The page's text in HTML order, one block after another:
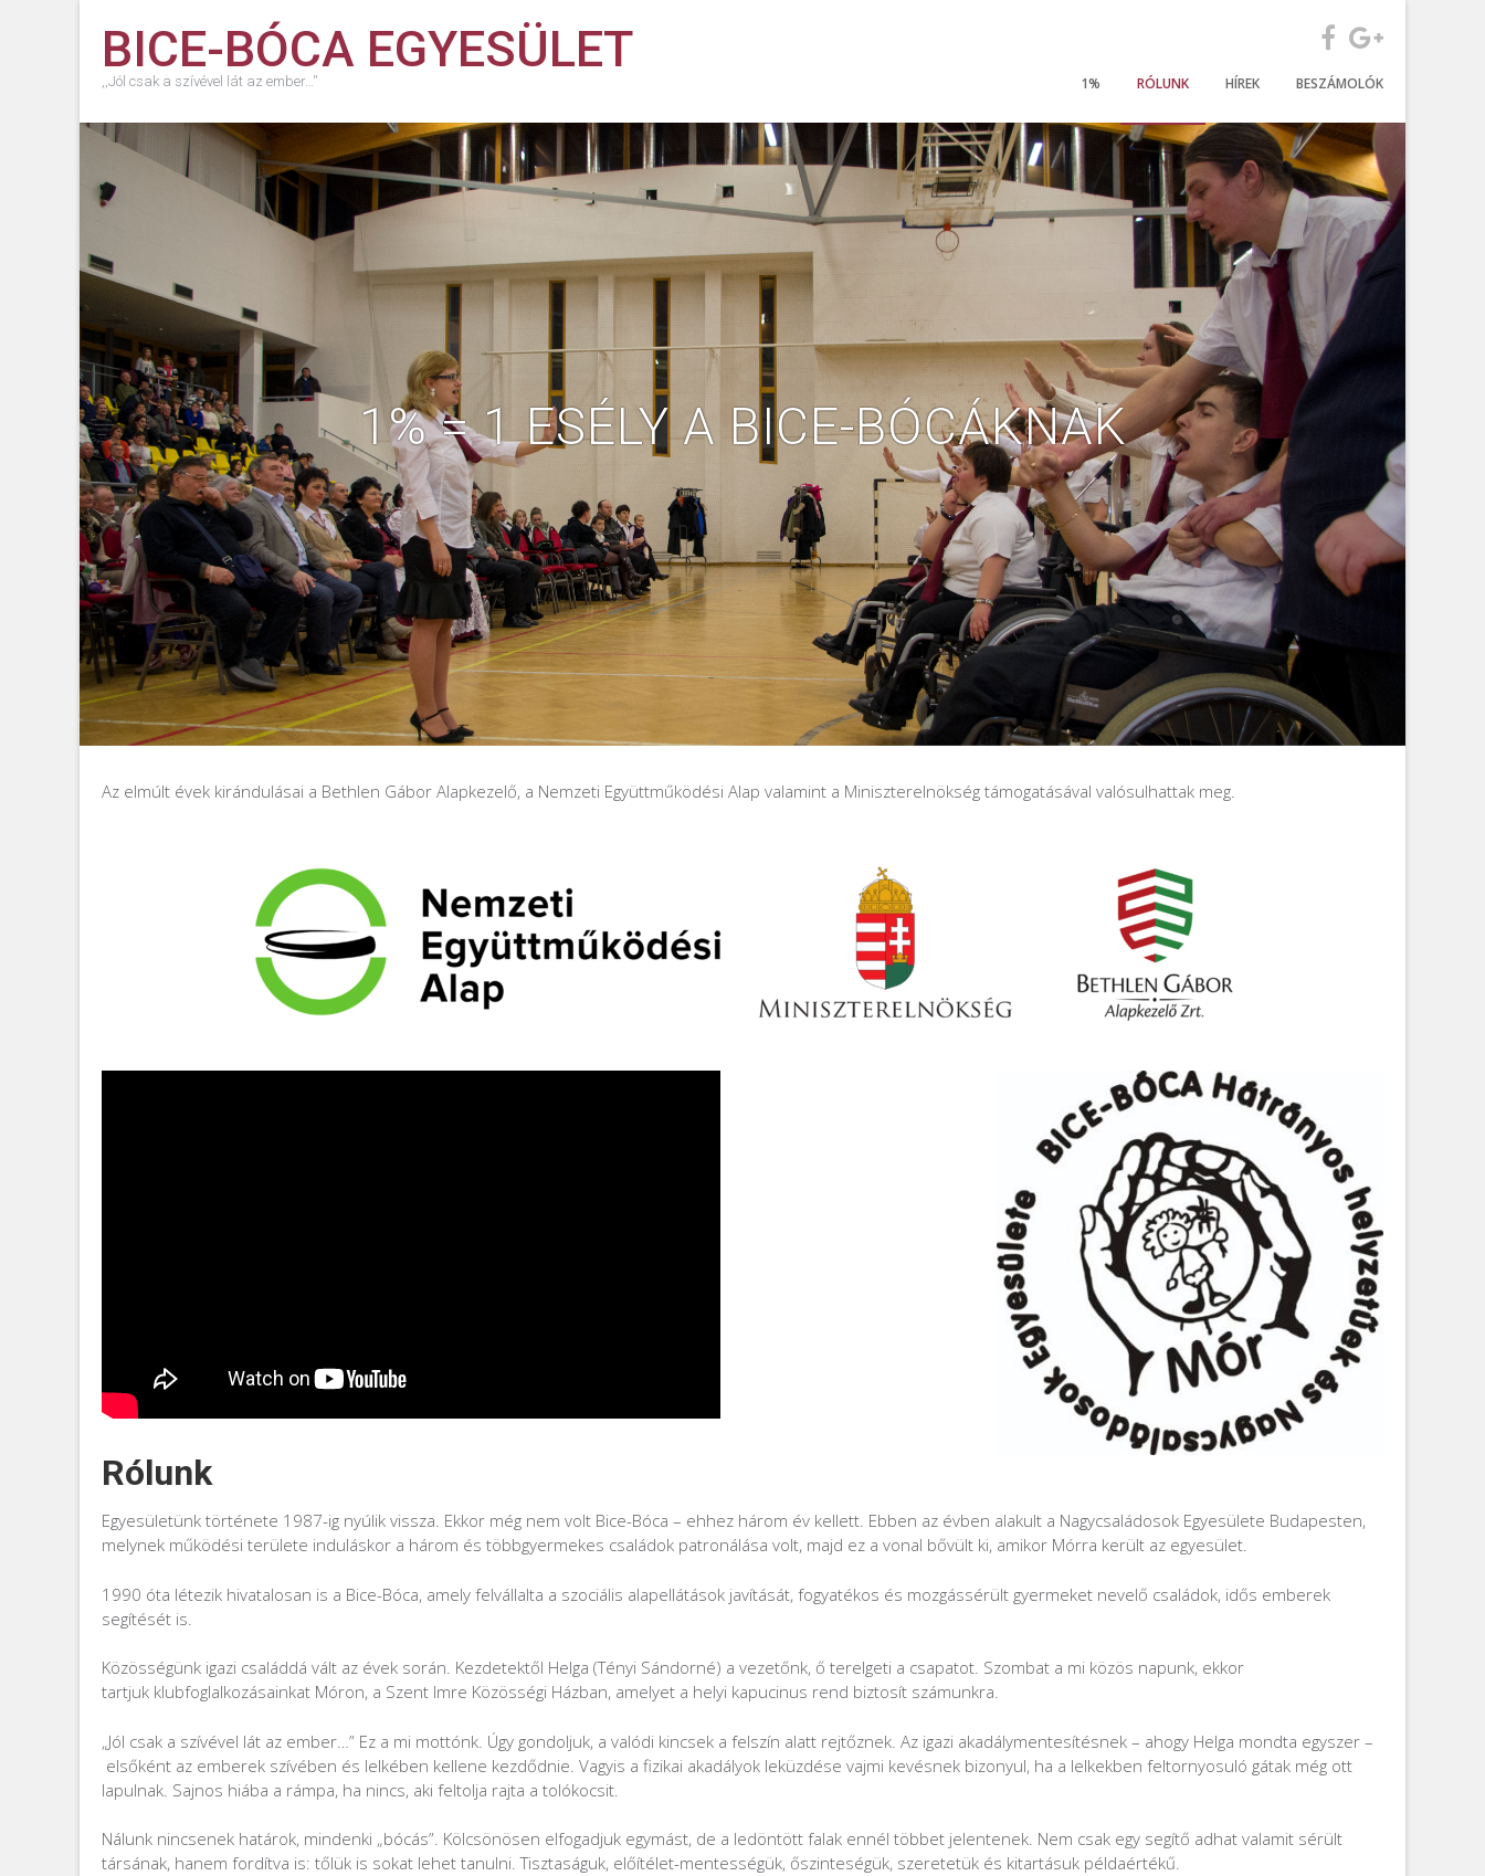
BICE-BÓCA EGYESÜLET
,,Jól csak a szívével lát az ember…'' 1% RÓLUNK HÍREK BESZÁMOLÓK
1% = 1 ESÉLY A BICE-BÓCÁKNAK
Az elmúlt évek kirándulásai a Bethlen Gábor Alapkezelő, a Nemzeti Együttműködési Alap valamint a Miniszterelnökség támogatásával valósulhattak meg.
Rólunk
Egyesületünk története 1987-ig nyúlik vissza. Ekkor még nem volt Bice-Bóca – ehhez három év kellett. Ebben az évben alakult a Nagycsaládosok Egyesülete Budapesten,
melynek működési területe induláskor a három és többgyermekes családok patronálása volt, majd ez a vonal bővült ki, amikor Mórra került az egyesület.
1990 óta létezik hivatalosan is a Bice-Bóca, amely felvállalta a szociális alapellátások javítását, fogyatékos és mozgássérült gyermeket nevelő családok, idős emberek
segítését is.
Közösségünk igazi családdá vált az évek során. Kezdetektől Helga (Tényi Sándorné) a vezetőnk, ő terelgeti a csapatot. Szombat a mi közös napunk, ekkor
tartjuk klubfoglalkozásainkat Móron, a Szent Imre Közösségi Házban, amelyet a helyi kapucinus rend biztosít számunkra.
„Jól csak a szívével lát az ember…” Ez a mi mottónk. Úgy gondoljuk, a valódi kincsek a felszín alatt rejtőznek. Az igazi akadálymentesítésnek – ahogy Helga mondta egyszer –
elsőként az emberek szívében és lelkében kellene kezdődnie. Vagyis a fizikai akadályok leküzdése vajmi kevésnek bizonyul, ha a lelkekben feltornyosuló gátak még ott
lapulnak. Sajnos hiába a rámpa, ha nincs, aki feltolja rajta a tolókocsit.
Nálunk nincsenek határok, mindenki „bócás”. Kölcsönösen elfogadjuk egymást, de a ledöntött falak ennél többet jelentenek. Nem csak egy segítő adhat valamit sérült
társának, hanem fordítva is: tőlük is sokat lehet tanulni. Tisztaságuk, előítélet-mentességük, őszinteségük, szeretetük és kitartásuk példaértékű.